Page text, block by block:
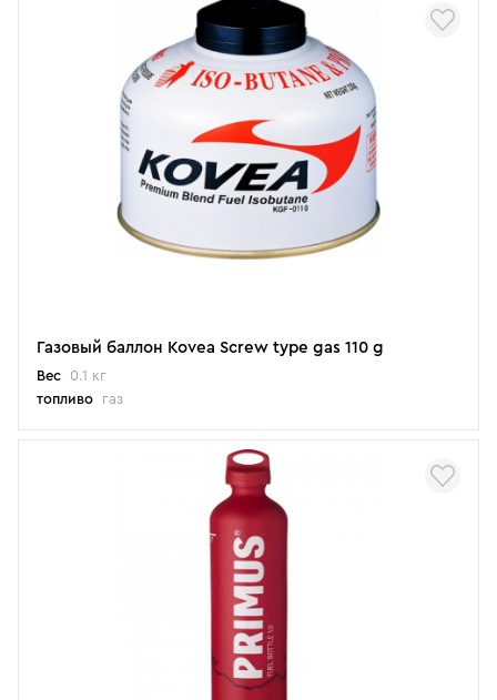
Газовый баллон Kovea Screw type gas 110 g
Вес
0.1 кг
топливо
газ